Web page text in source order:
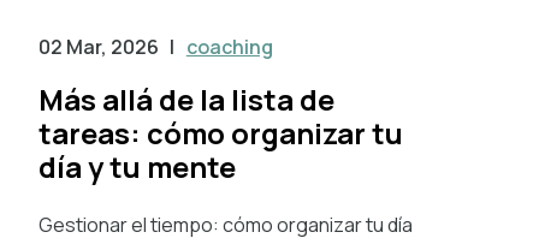
02 Mar, 2026 | coaching
Más allá de la lista de
tareas: cómo organizar tu
día y tu mente
Gestionar el tiempo: cómo organizar tu día